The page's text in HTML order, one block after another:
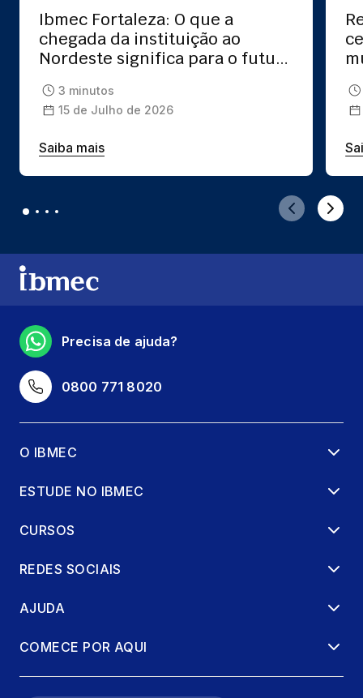
Ibmec Fortaleza: O que a
chegada da instituição ao
Nordeste significa para o futuro
3 minutos
15 de Julho de 2026
Saiba mais
0800 771 8020
Precisa de ajuda?
O IBMEC
ESTUDE NO IBMEC
CURSOS
REDES SOCIAIS
AJUDA
COMECE POR AQUI